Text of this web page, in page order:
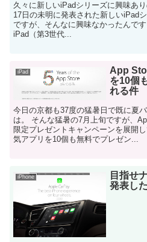
久々に新しいiPadシリーズに興味あ
17日の未明に発表された新しいiPad
ですが、そんなに興味なかったんで
iPad（第3世代...
iPad
App
を10個
れる件
今日の京都も37度の猛暑日で既に夏
は。 そんな猛暑の7月上旬ですが、
限定プレゼントキャンペーンを展開
気アプリを10個も無料でプレゼン...
iPhone
目指せ
発表し